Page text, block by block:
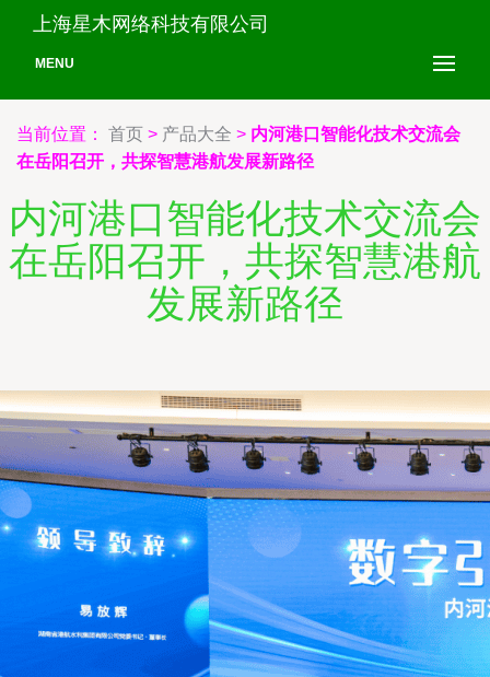
上海星木网络科技有限公司
MENU
当前位置： 首页 > 产品大全 > 内河港口智能化技术交流会
在岳阳召开，共探智慧港航发展新路径
内河港口智能化技术交流会
在岳阳召开，共探智慧港航
发展新路径